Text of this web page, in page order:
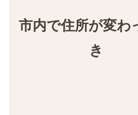
市内で住所が変わ
き